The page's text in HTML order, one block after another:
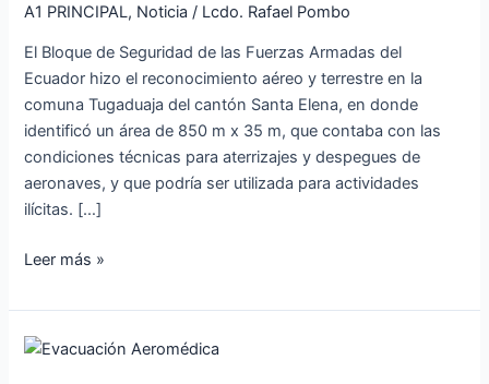
A1 PRINCIPAL, Noticia / Lcdo. Rafael Pombo
El Bloque de Seguridad de las Fuerzas Armadas del
Ecuador hizo el reconocimiento aéreo y terrestre en la
comuna Tugaduaja del cantón Santa Elena, en donde
identificó un área de 850 m x 35 m, que contaba con las
condiciones técnicas para aterrizajes y despegues de
aeronaves, y que podría ser utilizada para actividades
ilícitas. […]
Elena
Leer más »
Evacuación